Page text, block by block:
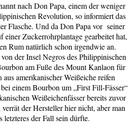
nach Don Papa, einem der weniger
Revolution, so informiert das
Flasche. Und da Don Papa vor seiner
einer Zuckerrohrplantage gearbeitet hat,
Rum natürlich schon irgendwie an.
der Insel Negros des Philippinischen
am Fuße des Mount Kanlaon für
aus amerikanischer Weißeiche reifen
einem Bourbon um „First Fill-Fässer“
Weißeichenfässer bereits zuvor
der Hersteller hier nicht, aber man
letzteres der Fall sein dürfte.